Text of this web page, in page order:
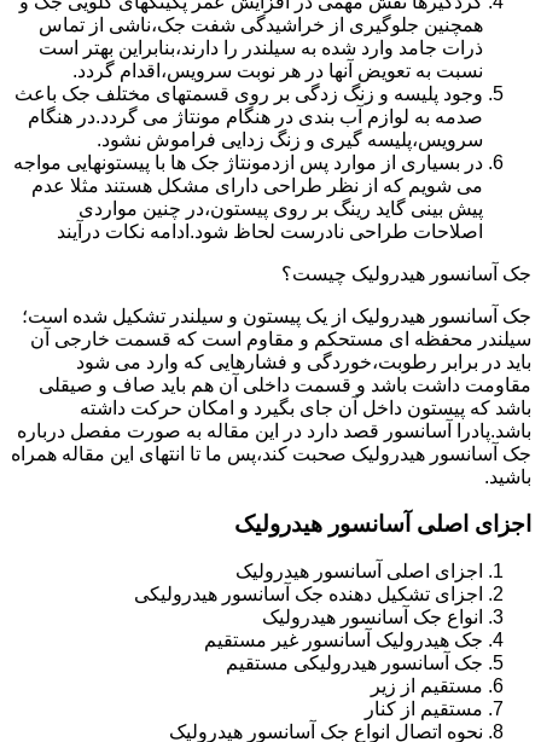
همچنین جلوگیری از خراشیدگی شفت جک،ناشی از تماس
ذرات جامد وارد شده به سیلندر را دارند،بنابراین بهتر است
نسبت به تعویض آنها در هر نوبت سرویس،اقدام گردد.
وجود پلیسه و زنگ زدگی بر روی قسمتهای مختلف جک باعث
صدمه به لوازم آب بندی در هنگام مونتاژ می گردد.در هنگام
سرویس،پلیسه گیری و زنگ زدایی فراموش نشود.
در بسیاری از موارد پس ازدمونتاژ جک ها با پیستونهایی مواجه
می شویم که از نظر طراحی دارای مشکل هستند مثلا عدم
پیش بینی گاید رینگ بر روی پیستون،در چنین مواردی
اصلاحات طراحی نادرست لحاظ شود.ادامه نکات درآیند
جک آسانسور هیدرولیک چیست؟
جک آسانسور هیدرولیک از یک پیستون و سیلندر تشکیل شده است؛
سیلندر محفظه ای مستحکم و مقاوم است که قسمت خارجی آن
باید در برابر رطوبت،خوردگی و فشارهایی که وارد می شود
مقاومت داشت باشد و قسمت داخلی آن هم باید صاف و صیقلی
باشد که پیستون داخل آن جای بگیرد و امکان حرکت داشته
باشد.پادرا آسانسور قصد دارد در این مقاله به صورت مفصل درباره
جک آسانسور هیدرولیک صحبت کند،پس ما تا انتهای این مقاله همراه
باشید.
اجزای اصلی آسانسور هیدرولیک
اجزای اصلی آسانسور هیدرولیک
اجزای تشکیل دهنده جک آسانسور هیدرولیکی
انواع جک آسانسور هیدرولیک
جک هیدرولیک آسانسور غیر مستقیم
جک آسانسور هیدرولیکی مستقیم
مستقیم از زیر
مستقیم از کنار
نحوه اتصال انواع جک آسانسور هیدرولیک